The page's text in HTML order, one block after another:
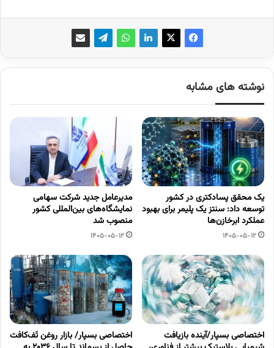
نوشته های مشابه
یک محقق پسادکتری در کشور
توسعه داد: سنتز یک پلیمر برای بهبود
عملکرد ابرخازن‌ها
1405-05-12
مدیرعامل جدید شرکت سهامی
نمایشگاه‌های بین‌المللی کشور
منصوب شد
1405-05-12
اختصاصی بسپار/آینده بازیافت
اختصاصی بسپار/ بازار روغن تَف‌کافت